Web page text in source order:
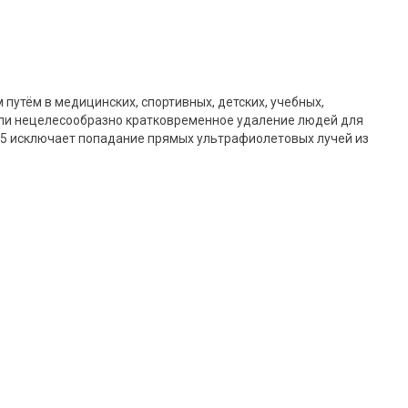
в медицинских, спортивных, детских, учебных,
нецелесообразно кратковременное удаление людей для
попадание прямых ультрафиолетовых лучей из